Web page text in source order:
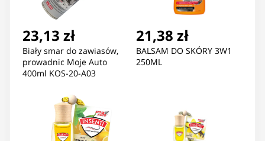
23,13 zł
Biały smar do zawiasów,
prowadnic Moje Auto
400ml KOS-20-A03
21,38 zł
BALSAM DO SKÓRY 3W1
250ML